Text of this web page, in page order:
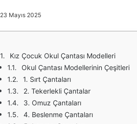
23 Mayıs 2025
Kız Çocuk Okul Çantası Modelleri
Okul Çantası Modellerinin Çeşitleri
1. Sırt Çantaları
2. Tekerlekli Çantalar
3. Omuz Çantaları
4. Beslenme Çantaları